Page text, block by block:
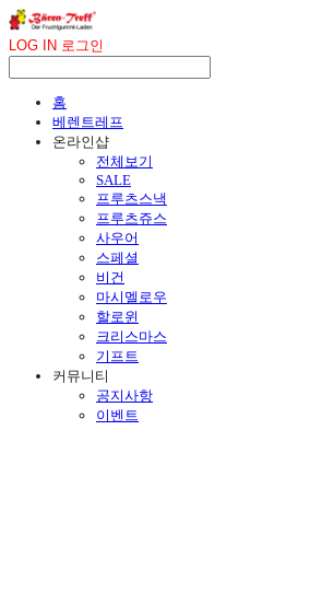
LOG IN 로그인
홈
베렌트레프
온라인샵
전체보기
SALE
프루츠스낵
프루츠쥬스
사우어
스페셜
비건
마시멜로우
할로윈
크리스마스
기프트
커뮤니티
공지사항
이벤트